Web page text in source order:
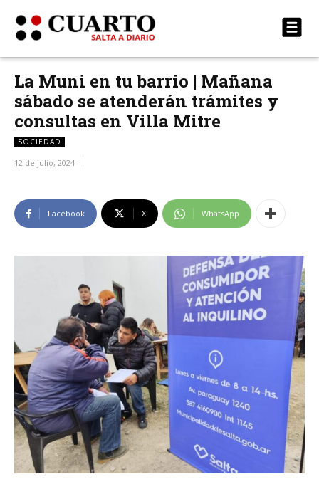
La Muni en tu barrio | Mañana
sábado se atenderán trámites y
consultas en Villa Mitre
SOCIEDAD
12 de julio, 2024
Facebook X WhatsApp